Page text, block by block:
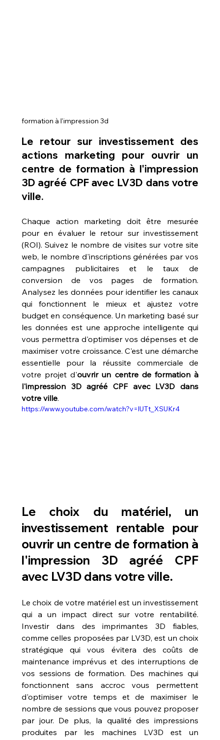
formation à l'impression 3d
Le retour sur investissement des
actions marketing pour ouvrir un
centre de formation à l'impression
3D agréé CPF avec LV3D dans votre
ville.
Chaque action marketing doit être mesurée
pour en évaluer le retour sur investissement
(ROI). Suivez le nombre de visites sur votre site
web, le nombre d'inscriptions générées par vos
campagnes publicitaires et le taux de
conversion de vos pages de formation.
Analysez les données pour identifier les canaux
qui fonctionnent le mieux et ajustez votre
budget en conséquence. Un marketing basé sur
les données est une approche intelligente qui
vous permettra d'optimiser vos dépenses et de
maximiser votre croissance. C'est une démarche
essentielle pour la réussite commerciale de
votre projet d'ouvrir un centre de formation à
l'impression 3D agréé CPF avec LV3D dans
votre ville.
https://www.youtube.com/watch?v=lUTt_XSUKr4
Le choix du matériel, un
ouvrir un centre de formation à
l'impression 3D agréé CPF
avec LV3D dans votre ville.
Le choix de votre matériel est un investissement
qui a un impact direct sur votre rentabilité.
Investir dans des imprimantes 3D fiables,
comme celles proposées par LV3D, est un choix
stratégique qui vous évitera des coûts de
maintenance imprévus et des interruptions de
vos sessions de formation. Des machines qui
fonctionnent sans accroc vous permettent
d'optimiser votre temps et de maximiser le
nombre de sessions que vous pouvez proposer
par jour. De plus, la qualité des impressions
produites par les machines LV3D est un